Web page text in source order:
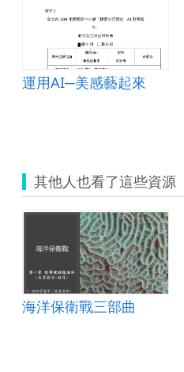
運用AI─美感藝起來
其他人也看了這些資源
海洋保衛戰三部曲